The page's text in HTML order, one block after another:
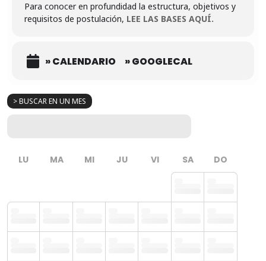
> BUSCAR EN UN MES
LU MA MI JU VI SA DO
Para conocer en profundidad la estructura, objetivos y
requisitos de postulación, LEE LAS BASES AQUÍ.
» CALENDARIO » GOOGLECAL